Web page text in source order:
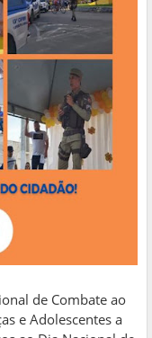
de Combate ao
e Adolescentes a